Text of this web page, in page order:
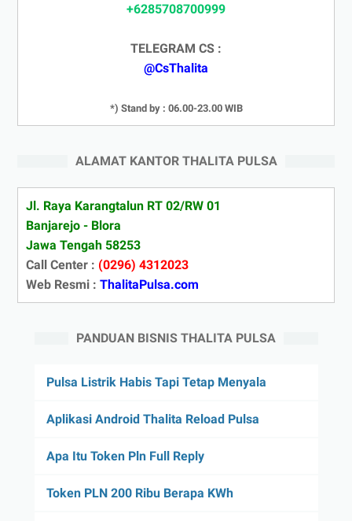
+6285708700999
TELEGRAM CS :
@CsThalita
*) Stand by : 06.00-23.00 WIB
ALAMAT KANTOR THALITA PULSA
Jl. Raya Karangtalun RT 02/RW 01
Banjarejo - Blora
Jawa Tengah 58253
Call Center : (0296) 4312023
Web Resmi : ThalitaPulsa.com
PANDUAN BISNIS THALITA PULSA
Pulsa Listrik Habis Tapi Tetap Menyala
Aplikasi Android Thalita Reload Pulsa
Apa Itu Token Pln Full Reply
Token PLN 200 Ribu Berapa KWh